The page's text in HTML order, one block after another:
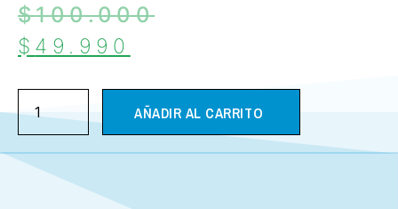
$100.000
$ 49.990
AÑADIR AL CARRITO